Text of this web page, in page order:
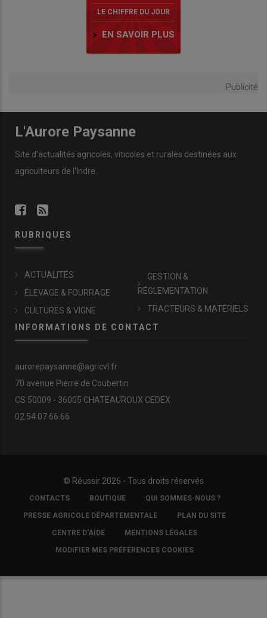
LE CHIFFRE DU JOUR
EN SAVOIR PLUS
Publicité
L'Aurore Paysanne
Site d'actualités agricoles, viticoles et rurales destinées aux
agriculteurs de l'Indre.
RUBRIQUES
ACTUALITÉS
ÉLEVAGE & FOURRAGE
CULTURES & VIGNE
GESTION &
RÉGLEMENTATION
TRACTEURS & MATÉRIELS
INFORMATIONS DE CONTACT
aurorepaysanne@agricvl.fr
70 avenue Pierre de Coubertin
CS 50009 - 36005 CHATEAUROUX CEDEX
02.54.07.66.66
© Réussir 2026 - Tous droits réservés
FOOTER
COPYRIGHT
CONTACTS BOUTIQUE QUI SOMMES-NOUS ?
PRESSE AGRICOLE DÉPARTEMENTALE PLAN DU SITE
CENTRE D'AIDE MENTIONS LÉGALES
MODIFIER MES PRÉFÉRENCES COOKIES